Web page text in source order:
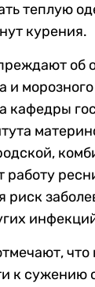
теплую
курения.
об
и
кафедры
риск
что
к сужению